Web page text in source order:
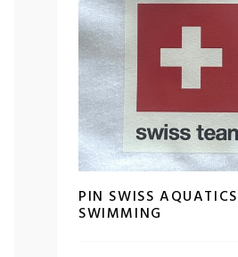
PIN SWISS AQUATICS
SWIMMING